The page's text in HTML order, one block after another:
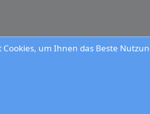
um Ihnen das Beste